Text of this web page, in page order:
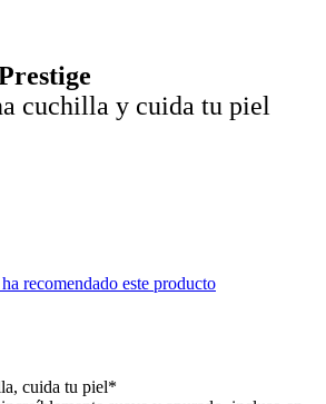
cuchilla y cuida tu piel
recomendado este producto
cuida tu piel*